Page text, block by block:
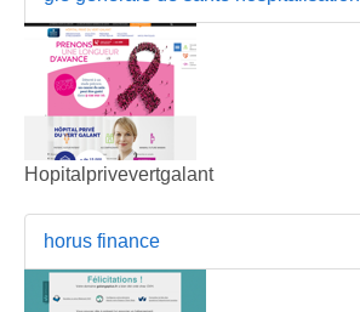
Hopitalprivevertgalant
horus finance